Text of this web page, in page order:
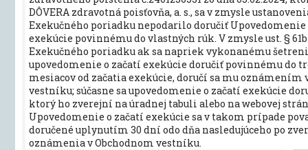
DÔVERA zdravotná poisťovňa, a. s., sa v zmysle
Exekučného poriadku nepodarilo doručiť Upovedomenie
exekúcie povinnému do vlastných rúk. V zmysle ust. § 61b
Exekučného poriadku ak sa napriek vykonanému
upovedomenie o začatí exekúcie doručiť povinnému do
mesiacov od začatia exekúcie, doručí sa mu oznámením
vestníku; súčasne sa upovedomenie o začatí exekúcie
ktorý ho zverejní na úradnej tabuli alebo na webovej
Upovedomenie o začatí exekúcie sa v takom prípade
doručené uplynutím 30 dní odo dňa nasledujúceho po
oznámenia v Obchodnom vestníku.